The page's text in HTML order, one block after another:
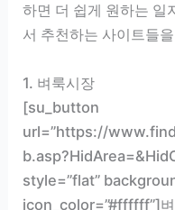
하면 더 쉽게 원하는 일
서 추천하는 사이트들
1. 벼룩시장
[su_button
url=”https://
style=”flat”
icon_color=”#ffffff”]벼